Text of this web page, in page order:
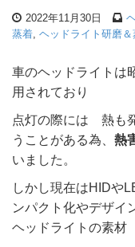
2022年11月30日
蒸着, ヘッドライト研磨＆
車のヘッドライトは
用されており
点灯の際には 熱も
うことがある為、 熱
いました。
しかし現在はHIDや
ンパクト化やデザイ
ヘッドライトの素材